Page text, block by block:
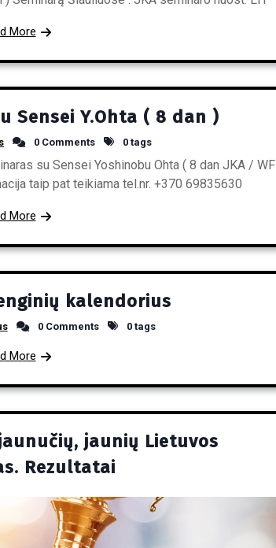
More
Sensei Y.Ohta ( 8 dan )
0 Comments 0 tags
su Sensei Yoshinobu Ohta ( 8 dan JKA / WF
taip pat teikiama tel.nr. +370 69835630
More
kalendorius
0 Comments 0 tags
More
jaunių Lietuvos
Rezultatai